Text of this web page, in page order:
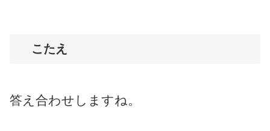
こたえ
答え合わせしますね。